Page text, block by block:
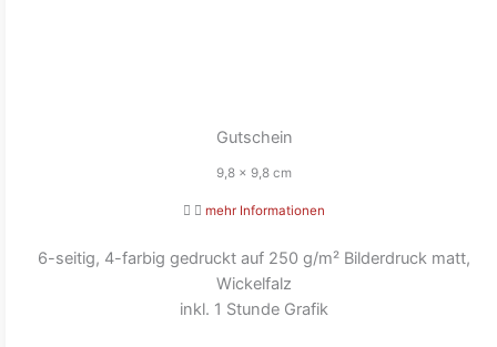
Gutschein
9,8 x 9,8 cm
mehr Informationen
6-seitig, 4-farbig gedruckt auf 250 g/m² Bilderdruck matt,
Wickelfalz
inkl. 1 Stunde Grafik